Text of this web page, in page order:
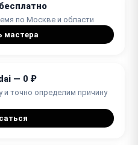
по Москве и области
мастера
— 0 ₽
и точно определим причину